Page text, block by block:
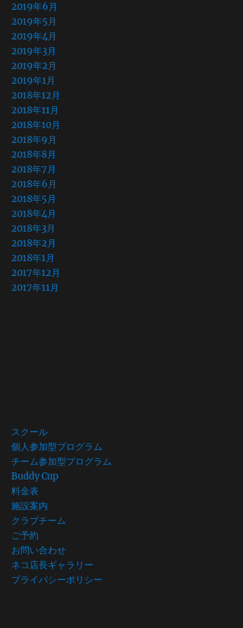
2019年6月
2019年5月
2019年4月
2019年3月
2019年2月
2019年1月
2018年12月
2018年11月
2018年10月
2018年9月
2018年8月
2018年7月
2018年6月
2018年5月
2018年4月
2018年3月
2018年2月
2018年1月
2017年12月
2017年11月
スクール
個人参加型プログラム
チーム参加型プログラム
Buddy Cup
料金表
施設案内
クラブチーム
ご予約
お問い合わせ
ネコ店長ギャラリー
プライバシーポリシー